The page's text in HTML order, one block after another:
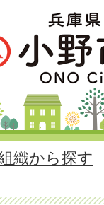
織から探す